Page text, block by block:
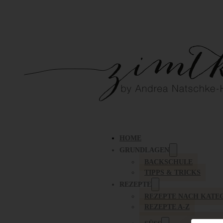
HOME
GRUNDLAGEN
BACKSCHULE
TIPPS & TRICKS
REZEPTE
REZEPTE NACH
REZEPTE A-Z